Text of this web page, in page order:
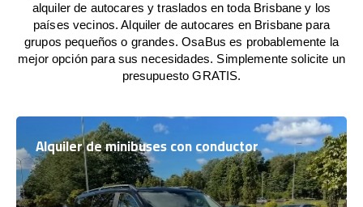
alquiler de autocares y traslados en toda Brisbane y los
países vecinos. Alquiler de autocares en Brisbane para
grupos pequeños o grandes. OsaBus es probablemente la
mejor opción para sus necesidades. Simplemente solicite un
presupuesto GRATIS.
Alquiler de minibuses con conductor